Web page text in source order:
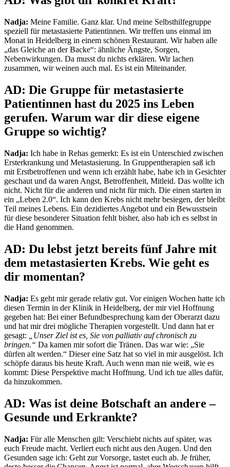
Nadja: Meine Familie. Ganz klar. Und meine Selbsthilfegruppe
speziell für metastasierte Patientinnen. Wir treffen uns einmal im
Monat in Heidelberg in einem schönen Restaurant. Wir haben alle
„das Gleiche an der Backe“: ähnliche Ängste, Sorgen,
Nebenwirkungen. Da musst du nichts erklären. Wir lachen
zusammen, wir weinen auch mal. Es ist ein Miteinander.
AD: Die Gruppe für metastasierte
Patientinnen hast du 2025 ins Leben
gerufen. Warum war dir diese eigene
Gruppe so wichtig?
Nadja: Ich habe in Rehas gemerkt: Es ist ein Unterschied zwischen
Ersterkrankung und Metastasierung. In Gruppentherapien saß ich
mit Erstbetroffenen und wenn ich erzählt habe, habe ich in Gesichter
geschaut und da waren Angst, Betroffenheit, Mitleid. Das wollte ich
nicht. Nicht für die anderen und nicht für mich. Die einen starten in
ein „Leben 2.0“. Ich kann den Krebs nicht mehr besiegen, der bleibt
Teil meines Lebens. Ein dezidiertes Angebot und ein Bewusstsein
für diese besonderer Situation fehlt bisher, also hab ich es selbst in
die Hand genommen.
AD: Du lebst jetzt bereits fünf Jahre mit
dem metastasierten Krebs. Wie geht es
dir momentan?
Nadja: Es geht mir gerade relativ gut. Vor einigen Wochen hatte ich
diesen Termin in der Klinik in Heidelberg, der mir viel Hoffnung
gegeben hat: Bei einer Befundbesprechung kam der Oberarzt dazu
und hat mir drei mögliche Therapien vorgestellt. Und dann hat er
gesagt:
„Unser Ziel ist es, Sie von palliativ auf chronisch zu
bringen.“ Da kamen mir sofort die Tränen. Das war wie: „Sie
dürfen alt werden.“ Dieser eine Satz hat so viel in mir ausgelöst. Ich
schöpfe daraus bis heute Kraft. Auch wenn man nie weiß, wie es
kommt: Diese Perspektive macht Hoffnung. Und ich tue alles dafür,
da hinzukommen.
AD: Was ist deine Botschaft an andere –
Gesunde und Erkrankte?
Nadja: Für alle Menschen gilt: Verschiebt nichts auf später, was
euch Freude macht. Verliert euch nicht aus den Augen. Und den
Gesunden sage ich: Geht zur Vorsorge, tastet euch ab. Je früher,